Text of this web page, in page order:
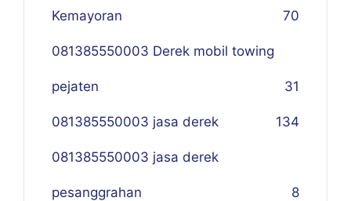
Kemayoran 70
081385550003 Derek mobil towing
pejaten 31
081385550003 jasa derek 134
081385550003 jasa derek
pesanggrahan 8